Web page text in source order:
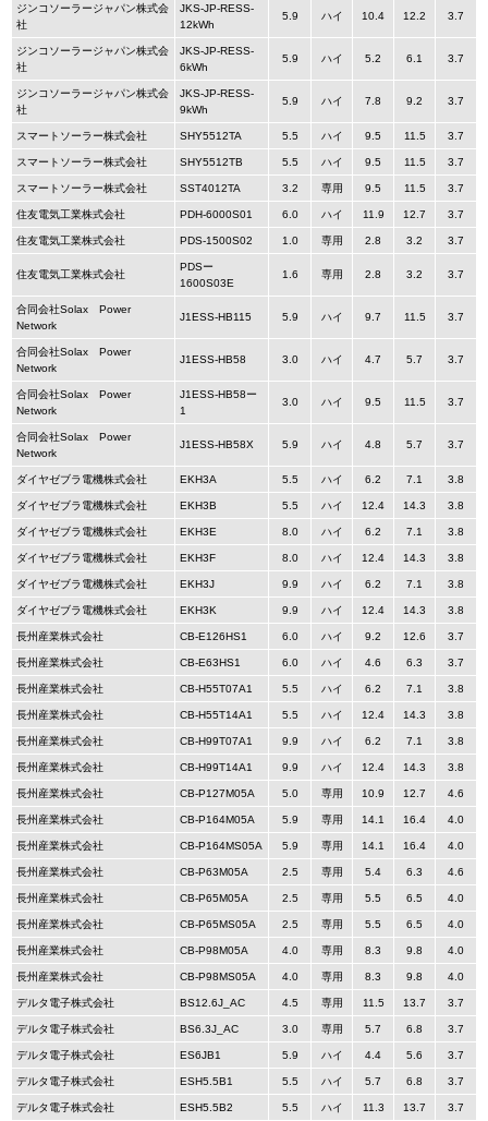
ジンコソーラージャパン株式会
社
JKS-JP-RESS-
12kWh
5.9 ハイ 10.4 12.2 3.7
ジンコソーラージャパン株式会
社
JKS-JP-RESS-
6kWh
5.9 ハイ 5.2 6.1 3.7
ジンコソーラージャパン株式会
社
JKS-JP-RESS-
9kWh
5.9 ハイ 7.8 9.2 3.7
スマートソーラー株式会社 SHY5512TA 5.5 ハイ 9.5 11.5 3.7
スマートソーラー株式会社 SHY5512TB 5.5 ハイ 9.5 11.5 3.7
スマートソーラー株式会社 SST4012TA 3.2 専用 9.5 11.5 3.7
住友電気工業株式会社 PDH-6000S01 6.0 ハイ 11.9 12.7 3.7
住友電気工業株式会社 PDS-1500S02 1.0 専用 2.8 3.2 3.7
住友電気工業株式会社
PDSー
1600S03E
1.6 専用 2.8 3.2 3.7
合同会社Solax Power
Network
J1ESS-HB115 5.9 ハイ 9.7 11.5 3.7
合同会社Solax Power
Network
J1ESS-HB58 3.0 ハイ 4.7 5.7 3.7
合同会社Solax Power
Network
J1ESS-HB58ー
1
3.0 ハイ 9.5 11.5 3.7
合同会社Solax Power
Network
J1ESS-HB58X 5.9 ハイ 4.8 5.7 3.7
ダイヤゼブラ電機株式会社 EKH3A 5.5 ハイ 6.2 7.1 3.8
ダイヤゼブラ電機株式会社 EKH3B 5.5 ハイ 12.4 14.3 3.8
ダイヤゼブラ電機株式会社 EKH3E 8.0 ハイ 6.2 7.1 3.8
ダイヤゼブラ電機株式会社 EKH3F 8.0 ハイ 12.4 14.3 3.8
ダイヤゼブラ電機株式会社 EKH3J 9.9 ハイ 6.2 7.1 3.8
ダイヤゼブラ電機株式会社 EKH3K 9.9 ハイ 12.4 14.3 3.8
長州産業株式会社 CB-E126HS1 6.0 ハイ 9.2 12.6 3.7
長州産業株式会社 CB-E63HS1 6.0 ハイ 4.6 6.3 3.7
長州産業株式会社 CB-H55T07A1 5.5 ハイ 6.2 7.1 3.8
長州産業株式会社 CB-H55T14A1 5.5 ハイ 12.4 14.3 3.8
長州産業株式会社 CB-H99T07A1 9.9 ハイ 6.2 7.1 3.8
長州産業株式会社 CB-H99T14A1 9.9 ハイ 12.4 14.3 3.8
長州産業株式会社 CB-P127M05A 5.0 専用 10.9 12.7 4.6
長州産業株式会社 CB-P164M05A 5.9 専用 14.1 16.4 4.0
長州産業株式会社 CB-P164MS05A 5.9 専用 14.1 16.4 4.0
長州産業株式会社 CB-P63M05A 2.5 専用 5.4 6.3 4.6
長州産業株式会社 CB-P65M05A 2.5 専用 5.5 6.5 4.0
長州産業株式会社 CB-P65MS05A 2.5 専用 5.5 6.5 4.0
長州産業株式会社 CB-P98M05A 4.0 専用 8.3 9.8 4.0
長州産業株式会社 CB-P98MS05A 4.0 専用 8.3 9.8 4.0
デルタ電子株式会社 BS12.6J_AC 4.5 専用 11.5 13.7 3.7
デルタ電子株式会社 BS6.3J_AC 3.0 専用 5.7 6.8 3.7
デルタ電子株式会社 ES6JB1 5.9 ハイ 4.4 5.6 3.7
デルタ電子株式会社 ESH5.5B1 5.5 ハイ 5.7 6.8 3.7
デルタ電子株式会社 ESH5.5B2 5.5 ハイ 11.3 13.7 3.7